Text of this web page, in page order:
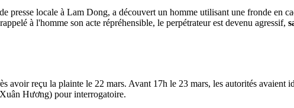
presse locale à Lam Dong, a découvert un homme utilisant une fronde en
à l'homme son acte répréhensible, le perpétrateur est devenu agressif,
avoir reçu la plainte le 22 mars. Avant 17h le 23 mars, les autorités avaient
Hương) pour interrogatoire.